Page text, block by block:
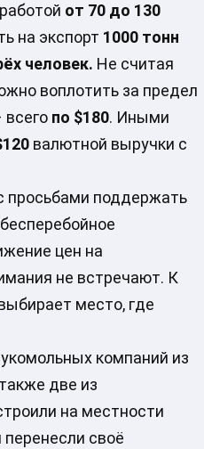
от 70 до 130
на экспорт 1000 тонн
человек. Не считая
воплотить за предел
всего по $180. Иными
валютной выручки с
поддержать
цен на
не встречают. К
место, где
компаний из
две из
на местности
своё